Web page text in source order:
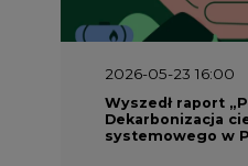
2026-05-23 16:00
Wyszedł raport
Dekarbonizacja
systemowego w